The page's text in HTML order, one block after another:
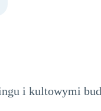
i kultowymi